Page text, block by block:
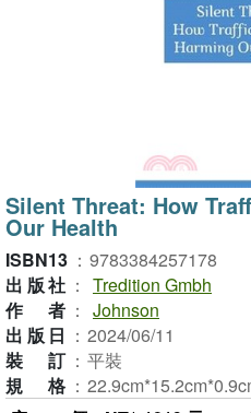
Silent Threat: How
Our Health
ISBN13 ： 9783384257178
出版社 ： Tredition Gmbh
作者 ： Johnson
出版日 ： 2024/06/11
裝訂 ： 平裝
規格 ：